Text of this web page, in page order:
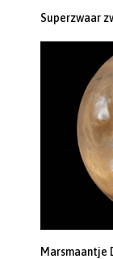
Superzwaar
Marsmaantje